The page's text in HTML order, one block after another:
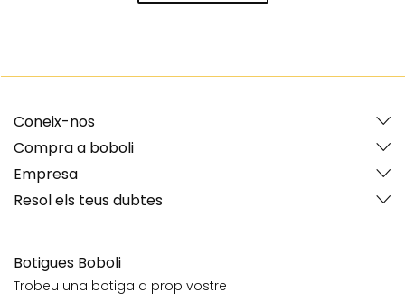
Coneix-nos
Compra a boboli
Empresa
Resol els teus dubtes
Botigues Boboli
Trobeu una botiga a prop vostre